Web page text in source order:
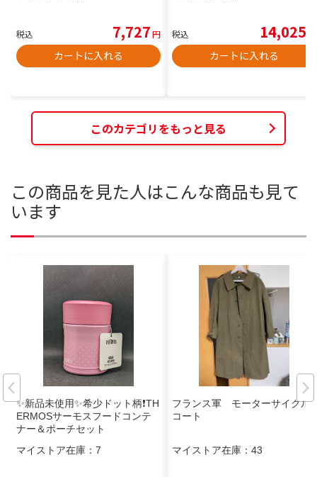
税込 7,727円
カートに入れる
税込 14,025
カートに入れる
このカテゴリをもっと見る
この商品を見た人はこんな商品も見て
います
✨新品未使用✨希少ドット柄❗TH
ERMOSサーモスフードコンテ
ナー＆ポーチセット
マイストア在庫： 7
フランス軍 モーターサイクル
コート
マイストア在庫： 43